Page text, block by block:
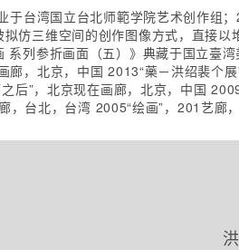
于台湾国立台北师範学院艺术创作组
仿三维空间的创作图像方式，直接
系列参折画面（五）》典藏于国立臺
廊，北京，中国 2013“藥－洪绍裴个
后”，北京现在画廊，北京，中国
，台北，台湾 2005“绘画”，201艺廊